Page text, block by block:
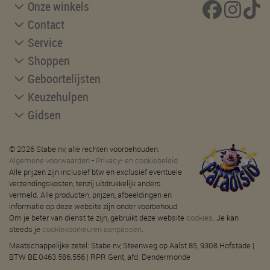
Onze winkels
Contact
Service
Shoppen
Geboortelijsten
Keuzehulpen
Gidsen
© 2026 Stabe nv, alle rechten voorbehouden.
Algemene voorwaarden - Privacy- en cookiebeleid
Alle prijzen zijn inclusief btw en exclusief eventuele
verzendingskosten, tenzij uitdrukkelijk anders
vermeld. Alle producten, prijzen, afbeeldingen en
informatie op deze website zijn onder voorbehoud.
Om je beter van dienst te zijn, gebruikt deze website cookies. Je kan
steeds je cookievoorkeuren aanpassen.
Maatschappelijke zetel: Stabe nv, Steenweg op Aalst 85, 9308 Hofstade |
BTW BE 0463.586.556 | RPR Gent, afd. Dendermonde